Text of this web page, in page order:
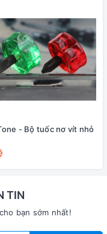
- Bộ tuốc nơ vít nhỏ
TIN
bạn sớm nhất!